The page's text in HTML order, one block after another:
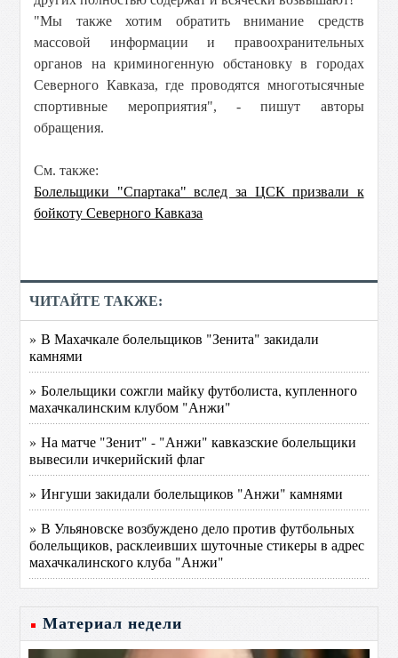
"Мы также хотим обратить внимание средств
массовой информации и правоохранительных
органов на криминогенную обстановку в городах
Северного Кавказа, где проводятся многотысячные
спортивные мероприятия", - пишут авторы
обращения.
См. также:
Болельщики "Спартака" вслед за ЦСК призвали к
бойкоту Северного Кавказа
ЧИТАЙТЕ ТАКЖЕ:
» В Махачкале болельщиков "Зенита" закидали
камнями
» Болельщики сожгли майку футболиста, купленного
махачкалинским клубом "Анжи"
» На матче "Зенит" - "Анжи" кавказские болельщики
вывесили ичкерийский флаг
» Ингуши закидали болельщиков "Анжи" камнями
» В Ульяновске возбуждено дело против футбольных
болельщиков, расклеивших шуточные стикеры в адрес
махачкалинского клуба "Анжи"
Материал недели